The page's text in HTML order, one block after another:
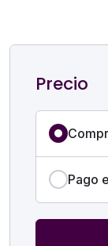
Precio
Pago